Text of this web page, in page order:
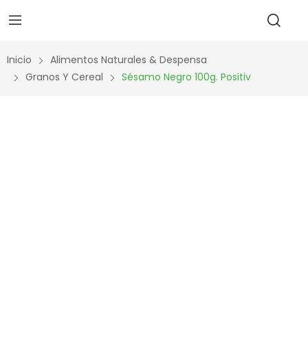
Inicio
Alimentos Naturales & Despensa
Granos Y Cereal
Sésamo Negro 100g. Positiv